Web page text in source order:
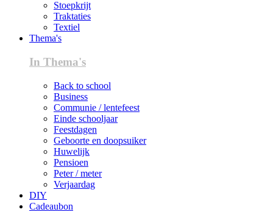
Stoepkrijt
Traktaties
Textiel
Thema's
In Thema's
Back to school
Business
Communie / lentefeest
Einde schooljaar
Feestdagen
Geboorte en doopsuiker
Huwelijk
Pensioen
Peter / meter
Verjaardag
DIY
Cadeaubon